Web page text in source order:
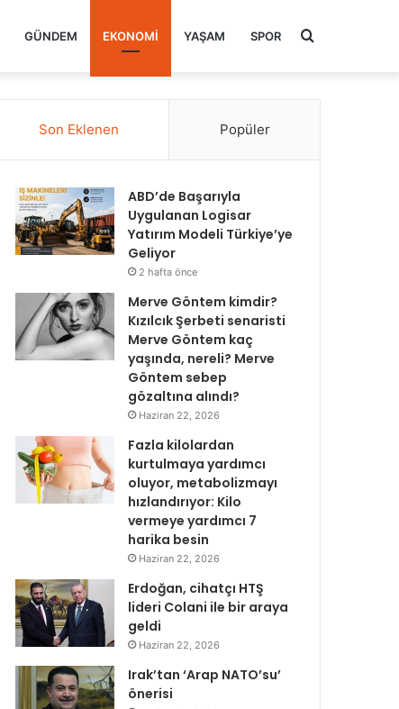
GÜNDEM EKONOMI YAŞAM SPOR Arama
Son Eklenen Popüler
ABD’de Başarıyla
Uygulanan Logisar
Yatırım Modeli Türkiye’ye
Geliyor
2 hafta önce
Merve Göntem kimdir?
Kızılcık Şerbeti senaristi
Merve Göntem kaç
yaşında, nereli? Merve
Göntem sebep
gözaltına alındı?
Haziran 22, 2026
Fazla kilolardan
kurtulmaya yardımcı
oluyor, metabolizmayı
hızlandırıyor: Kilo
vermeye yardımcı 7
harika besin
Haziran 22, 2026
Erdoğan, cihatçı HTŞ
lideri Colani ile bir araya
geldi
Haziran 22, 2026
Irak’tan ‘Arap NATO’su’
önerisi